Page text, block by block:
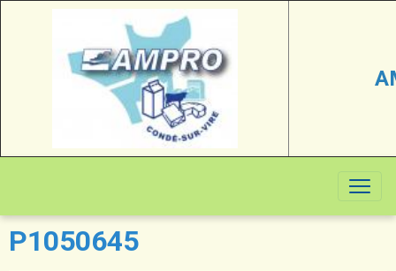
P1050645